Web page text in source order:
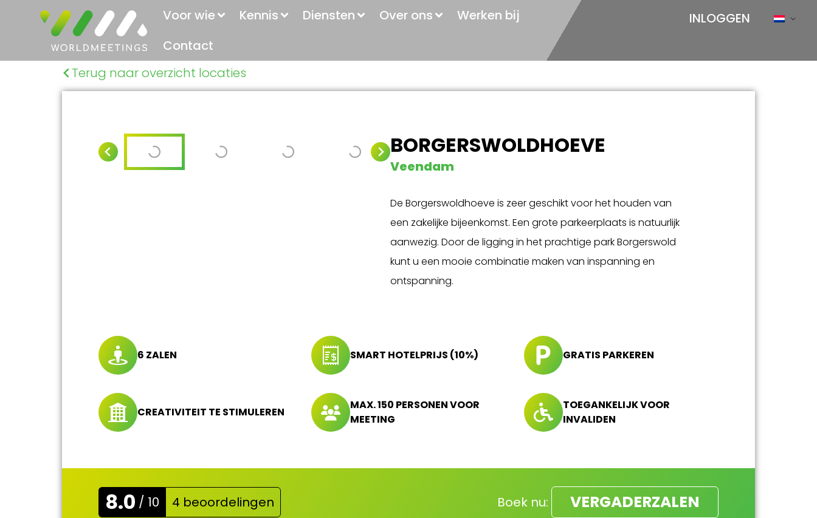
INLOGGEN
Voor wie Kennis Diensten Over ons
Werken bij
Contact
Terug naar overzicht locaties
BORGERSWOLDHOEVE
Veendam
De Borgerswoldhoeve is zeer geschikt voor het houden van
een zakelijke bijeenkomst. Een grote parkeerplaats is natuurlijk
aanwezig. Door de ligging in het prachtige park Borgerswold
kunt u een mooie combinatie maken van inspanning en
ontspanning.
6 ZALEN SMART HOTELPRIJS (10%) GRATIS PARKEREN
CREATIVITEIT TE STIMULEREN
MAX. 150 PERSONEN VOOR
MEETING
TOEGANKELIJK VOOR
INVALIDEN
8.0 / 10 4 beoordelingen Boek nu: VERGADERZALEN